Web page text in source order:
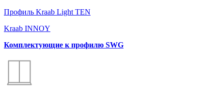
Профиль Kraab Light TEN
Kraab INNOY
Комплектующие к профилю SWG